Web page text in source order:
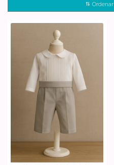
Ordenar